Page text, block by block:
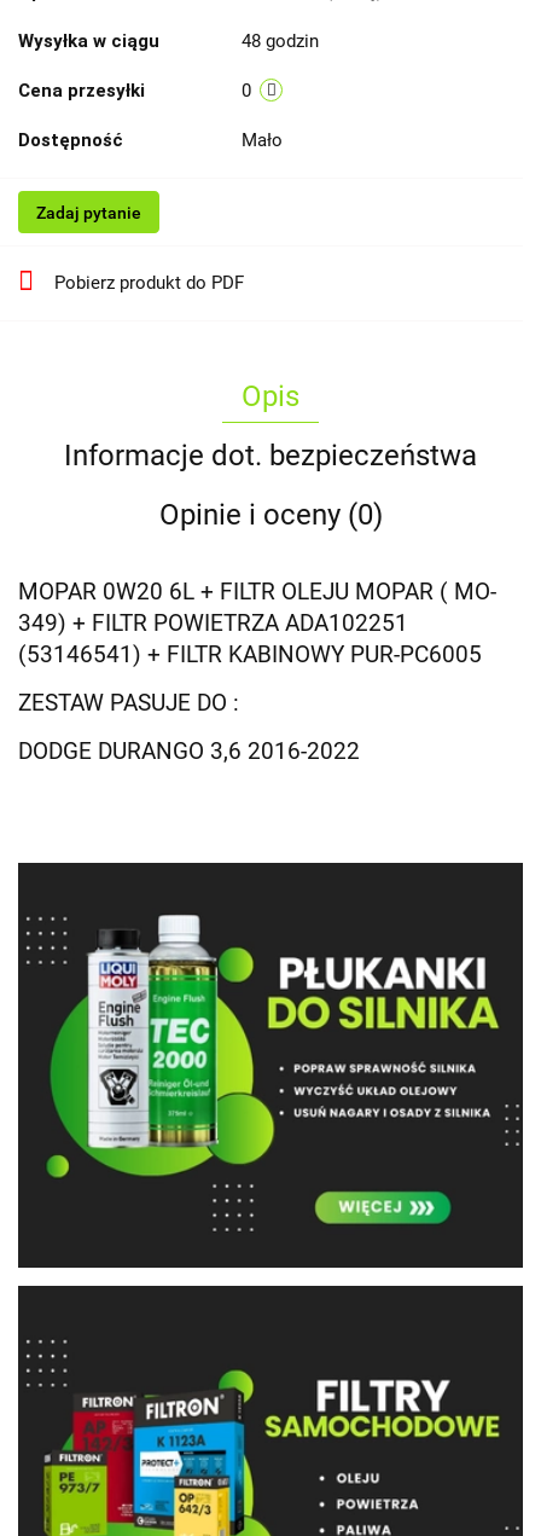
Wysyłka w ciągu 48 godzin
Cena przesyłki 0
Dostępność Mało
Zadaj pytanie
Pobierz produkt do PDF
Opis
Informacje dot. bezpieczeństwa
Opinie i oceny (0)
MOPAR 0W20 6L + FILTR OLEJU MOPAR ( MO-
349) + FILTR POWIETRZA ADA102251
(53146541) + FILTR KABINOWY PUR-PC6005
ZESTAW PASUJE DO :
DODGE DURANGO 3,6 2016-2022